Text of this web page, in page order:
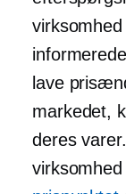
lave
markedet,
deres